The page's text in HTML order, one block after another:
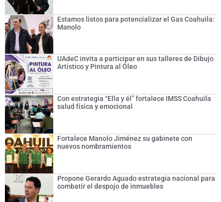
Estamos listos para potencializar el Gas Coahuila:
Manolo
UAdeC invita a participar en sus talleres de Dibujo
Artístico y Pintura al Óleo
Con estrategia “Ella y él” fortalece IMSS Coahuila
salud física y emocional
Fortalece Manolo Jiménez su gabinete con
nuevos nombramientos
Propone Gerardo Aguado estrategia nacional para
combatir el despojo de inmuebles